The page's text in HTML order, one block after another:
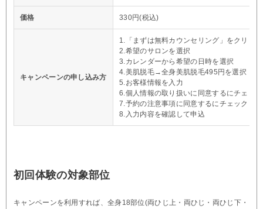
価格 330円(税込)
キャンペーンの申し込み方
1.「まずは無料カウンセリング」をクリック
2.希望のサロンを選択
3.カレンダーから希望の日時を選択
4.美肌脱毛→全身美肌脱毛495円を選択
5.お客様情報を入力
6.個人情報の取り扱いに同意するにチェック
7.予約の注意事項に同意するにチェック
8.入力内容を確認して申込
初回体験の対象部位
キャンペーンを利用すれば、全身18部位(両ひじ上・両ひじ・両ひじ下・